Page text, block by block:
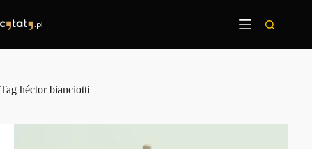
treści
Tag héctor bianciotti